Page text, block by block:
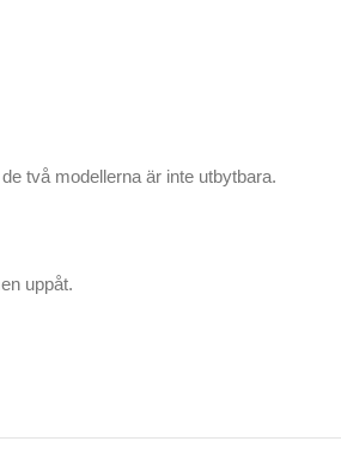
två modellerna är inte utbytbara.
uppåt.